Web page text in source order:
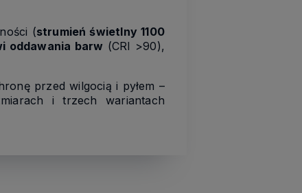
(strumień świetlny 1100
oddawania barw (CRI >90),
przed wilgocią i pyłem –
i trzech wariantach